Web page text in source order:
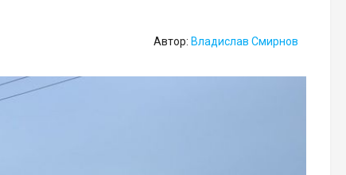
Автор: Владислав Смирнов